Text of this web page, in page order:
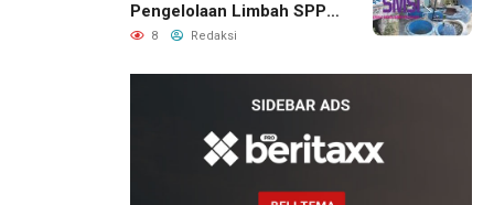
Pengelolaan Limbah SPPG
Bandung Wonosegoro 2 di
8 Redaksi